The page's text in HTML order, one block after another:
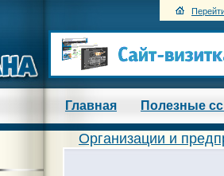
Главная Полезные
Организации и